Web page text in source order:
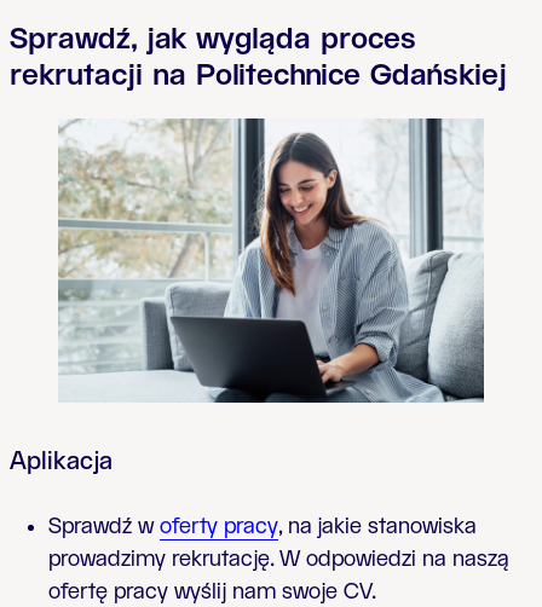
Sprawdź, jak wygląda proces
rekrutacji na Politechnice Gdańskiej
Aplikacja
Sprawdź woferty pracy, na jakie stanowiska
prowadzimy rekrutację. W odpowiedzi na naszą
ofertę pracy wyślij nam swoje CV.